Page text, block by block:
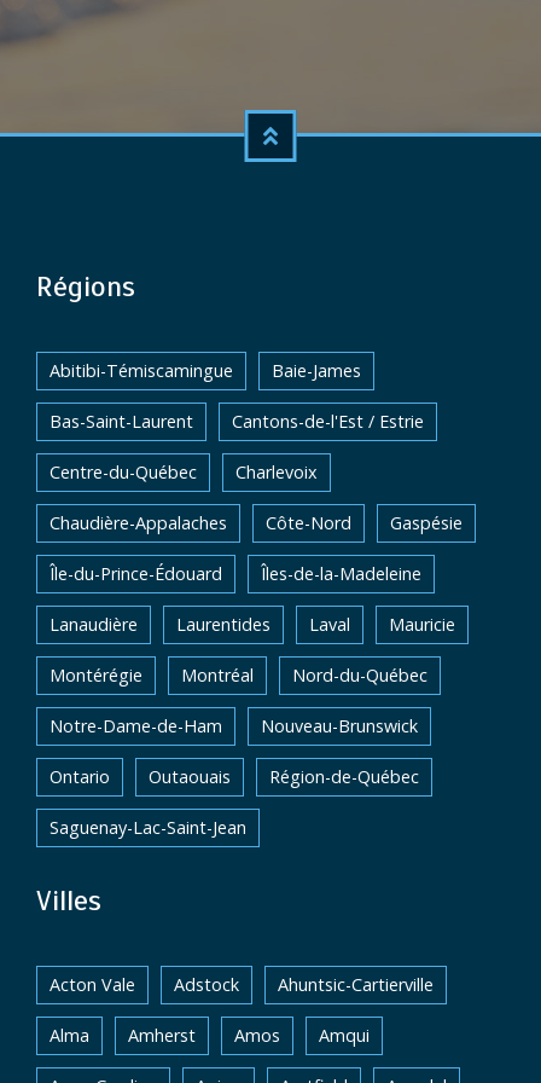
Régions
Abitibi-Témiscamingue Baie-James
Bas-Saint-Laurent Cantons-de-l'Est / Estrie
Centre-du-Québec Charlevoix
Chaudière-Appalaches Côte-Nord Gaspésie
Île-du-Prince-Édouard Îles-de-la-Madeleine
Lanaudière Laurentides Laval Mauricie
Montérégie Montréal Nord-du-Québec
Notre-Dame-de-Ham Nouveau-Brunswick
Ontario Outaouais Région-de-Québec
Saguenay-Lac-Saint-Jean
Villes
Acton Vale Adstock Ahuntsic-Cartierville
Alma Amherst Amos Amqui